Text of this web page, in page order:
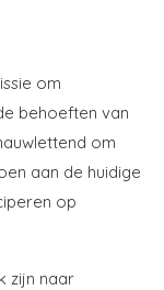
om
behoeften van
om
aan de huidige
op
zijn naar